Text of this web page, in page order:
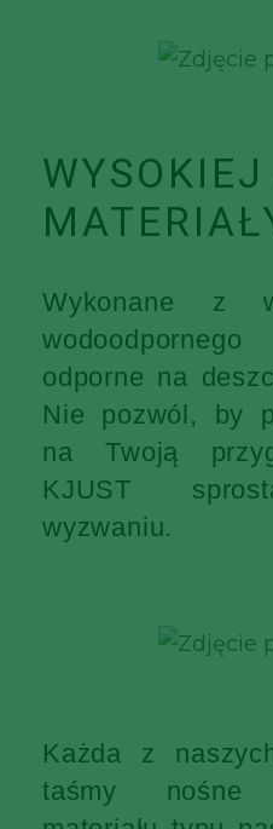
Wykonane z
odporne na
Nie pozwól, by
na Twoją
KJUST
wyzwaniu.
Każda z
taśmy nośne